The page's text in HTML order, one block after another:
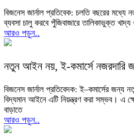
বিজনেস জার্নাল প্রতিবেক: চলতি বছরের
ব্যবসা চালু করবে পুঁজিবাজারে তালিকাভুক্ত
আরও পড়ুন..
নতুন আইন নয়, ই-কমার্সে নজরদারি
বিজনেস জার্নাল প্রতিবেদক: ই–কমার্সের জন্য
বিদ্যমান আইনে এটি নিয়ন্ত্রণ করা সম্ভব। এ
বাড়াতে
আরও পড়ুন..